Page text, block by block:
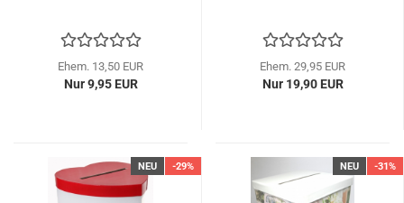
Ehem. 13,50 EUR
Nur 9,95 EUR
Ehem. 29,95 EUR
Nur 19,90 EUR
NEU -29% NEU -31%